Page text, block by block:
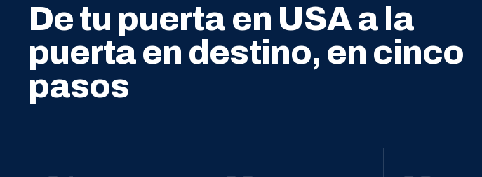
De tu puerta en USA a la
puerta en destino, en cinco
pasos